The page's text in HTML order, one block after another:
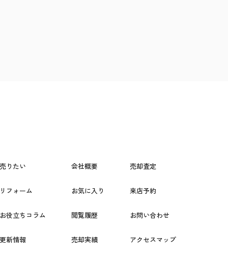
売りたい 会社概要 売却査定
リフォーム お気に入り 来店予約
お役立ちコラム 閲覧履歴 お問い合わせ
更新情報 売却実績 アクセスマップ